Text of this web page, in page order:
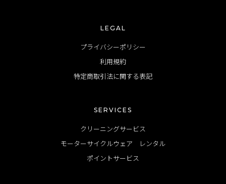
LEGAL
プライバシーポリシー
利用規約
特定商取引法に関する表記
SERVICES
クリーニングサービス
モーターサイクルウェア レンタル
ポイントサービス